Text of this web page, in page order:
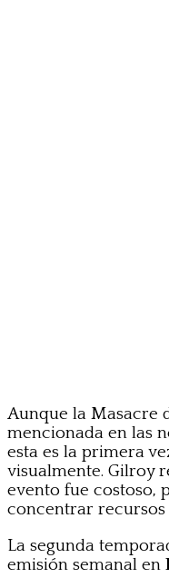
Aunque la Masacre
mencionada en las
esta es la primera
visualmente. Gilroy
evento fue costoso,
concentrar
La segunda
emisión semanal en